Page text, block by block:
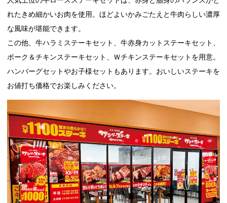
れたきめ細かいお肉を使用。ほどよいかみごたえと牛肉らしい濃厚
な風味が堪能できます。
この他、牛ハラミステーキセット、牛赤身カットステーキセット、
ポーク＆チキンステーキセット、Ｗチキンステーキセットを用意。
ハンバーグセットやお子様セットもあります。おいしいステーキを
お値打ち価格でお楽しみください。